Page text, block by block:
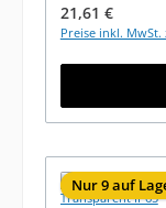
Regulärer Preis:
21,61 €
Preise inkl. MwSt.
Nur 9 auf